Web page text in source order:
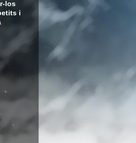
los
i